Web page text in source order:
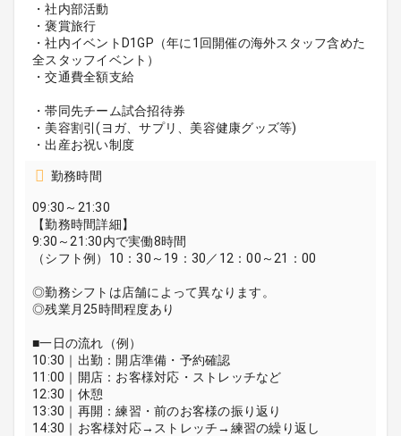
・社内部活動
・褒賞旅行
・社内イベントD1GP（年に1回開催の海外スタッフ含めた
全スタッフイベント）
・交通費全額支給
・帯同先チーム試合招待券
・美容割引(ヨガ、サプリ、美容健康グッズ等)
・出産お祝い制度
勤務時間
09:30～21:30
【勤務時間詳細】
9:30～21:30内で実働8時間
（シフト例）10：30～19：30／12：00～21：00
◎勤務シフトは店舗によって異なります。
◎残業月25時間程度あり
■一日の流れ（例）
10:30｜出勤：開店準備・予約確認
11:00｜開店：お客様対応・ストレッチなど
12:30｜休憩
13:30｜再開：練習・前のお客様の振り返り
14:30｜お客様対応→ストレッチ→練習の繰り返し